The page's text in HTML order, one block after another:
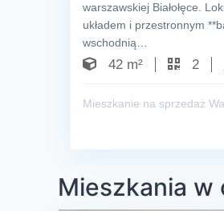
warszawskiej Białołęce.
układem i przestronnym
wschodnią…
42 m² 2
Mieszkanie na sprzedaż
Mieszkania w